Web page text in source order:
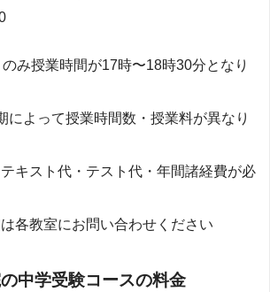
み授業時間が17時〜18時30分となり
によって授業時間数・授業料が異なり
キスト代・テスト代・年間諸経費が必
各教室にお問い合わせください
中学受験コースの料金